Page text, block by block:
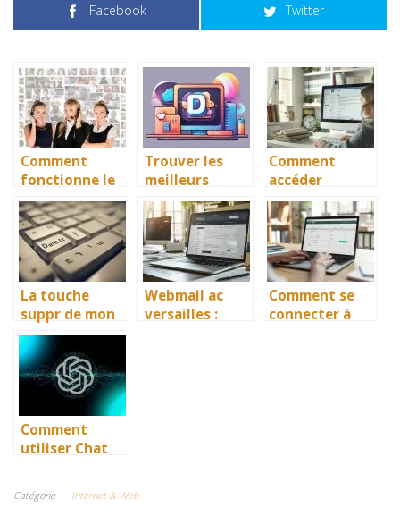
Facebook Twitter
Comment
fonctionne le
call tracking
pour un centre
d’appels ?
Trouver les
meilleurs
serveurs
Discord publics
avec Disboard
Comment
accéder
facilement à I-
Prof Aix-
Marseille ?
La touche
suppr de mon
clavier ne
fonctionne
plus
Webmail ac
versailles :
Comment se
connecter à
Comment
utiliser Chat
Voici l’astuce
Catégorie Internet & Web